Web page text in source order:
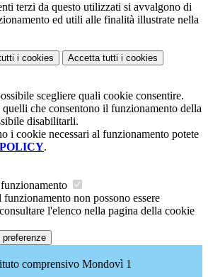
terzi da questo utilizzati si avvalgono di
ed utili alle finalità illustrate nella
i cookies Accetta tutti i cookies
scegliere quali cookie consentire.
che consentono il funzionamento della
disabilitarli.
i cookie necessari al funzionamento potete
.
non possono essere
l'elenco nella pagina della cookie
comprensivo Mondovì 1